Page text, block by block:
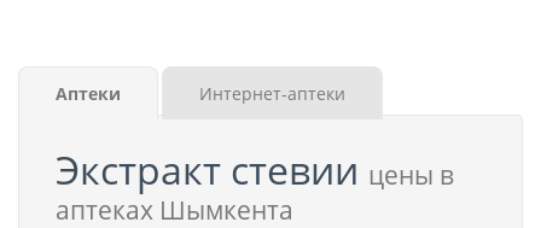
Аптеки Интернет-аптеки
Экстракт стевии цены в
аптеках Шымкента